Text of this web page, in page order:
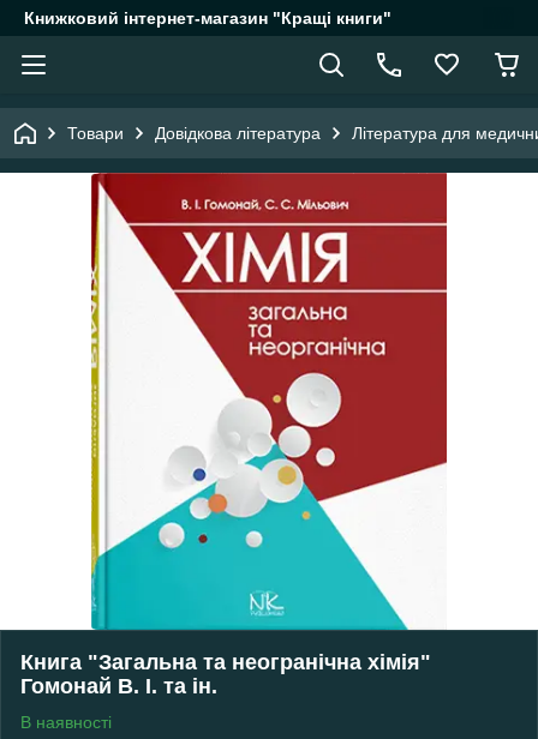
Книжковий інтернет-магазин "Кращі книги"
Товари Довідкова література Література для
Книга "Загальна та неогранічна хімія"
Гомонай В. І. та ін.
В наявності